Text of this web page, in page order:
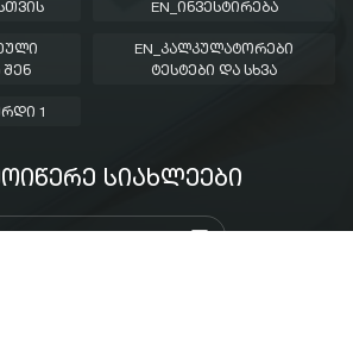
EN_ᲘᲜᲕᲔᲡᲢᲘᲠᲔᲑᲐ
ᲨᲔᲜ
EN_ᲙᲐᲚᲙᲣᲚᲐᲢᲝᲠᲔᲑᲘ
ᲢᲔᲡᲢᲔᲑᲘ ᲓᲐ ᲡᲮᲕᲐ
1
ᲡᲘᲐᲮᲚᲔᲔᲑᲘ